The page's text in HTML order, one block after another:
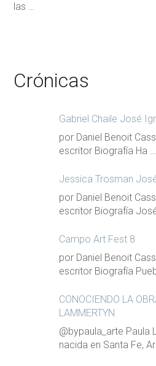
las …
Crónicas
Gabriel Chaile José
por Daniel Benoit
escritor Biografía Ha …
Jessica Trosman
por Daniel Benoit
escritor Biografía
Campo Art Fest 8
por Daniel Benoit
escritor Biografía
CONOCIENDO LA
LAMMERTYN
@bypaula_arte Paula
nacida en Santa Fe,